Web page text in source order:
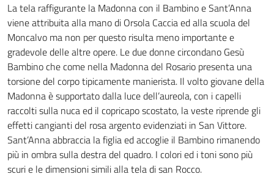
La tela raffigurante la Madonna con il Bambino e Sant’Anna
viene attribuita alla mano di Orsola Caccia ed alla scuola del
Moncalvo ma non per questo risulta meno importante e
gradevole delle altre opere. Le due donne circondano Gesù
Bambino che come nella Madonna del Rosario presenta una
torsione del corpo tipicamente manierista. Il volto giovane della
Madonna è supportato dalla luce dell’aureola, con i capelli
raccolti sulla nuca ed il copricapo scostato, la veste riprende gli
effetti cangianti del rosa argento evidenziati in San Vittore.
Sant’Anna abbraccia la figlia ed accoglie il Bambino rimanendo
più in ombra sulla destra del quadro. I colori ed i toni sono più
scuri e le dimensioni simili alla tela di san Rocco.